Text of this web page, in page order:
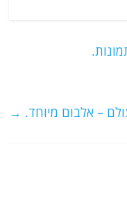
– אלבום מיוחד. →